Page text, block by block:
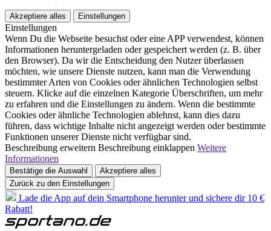
Akzeptiere alles Einstellungen
Einstellungen
Wenn Du die Webseite besuchst oder eine APP verwendest, können
Informationen heruntergeladen oder gespeichert werden (z. B. über
den Browser). Da wir die Entscheidung den Nutzer überlassen
möchten, wie unsere Dienste nutzen, kann man die Verwendung
bestimmter Arten von Cookies oder ähnlichen Technologien selbst
steuern. Klicke auf die einzelnen Kategorie Überschriften, um mehr
zu erfahren und die Einstellungen zu ändern. Wenn die bestimmte
Cookies oder ähnliche Technologien ablehnst, kann dies dazu
führen, dass wichtige Inhalte nicht angezeigt werden oder bestimmte
Funktionen unserer Dienste nicht verfügbar sind.
Beschreibung erweitern Beschreibung einklappen Weitere
Informationen
Bestätige die Auswahl
Akzeptiere alles
Zurück zu den Einstellungen
Lade die App auf dein Smartphone herunter und sichere dir 10 €
Rabatt!